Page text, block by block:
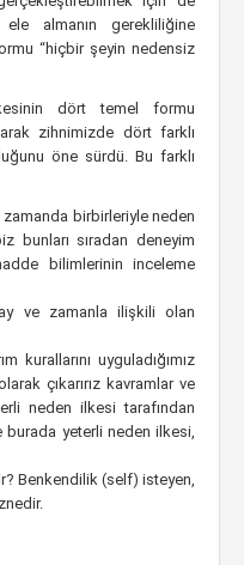
almanın gerekliliğine
“hiçbir şeyin nedensiz
dört temel formu
zihnimizde dört farklı
öne sürdü. Bu farklı
birbirleriyle neden
bunları sıradan deneyim
bilimlerinin inceleme
ve zamanla ilişkili olan
kurallarını uyguladığımız
çıkarırız kavramlar ve
neden ilkesi tarafından
burada yeterli neden ilkesi,
Benkendilik (self) isteyen,